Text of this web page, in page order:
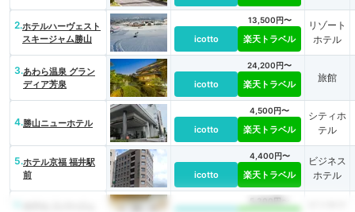
2.ホテルハーヴェスト
スキージャム勝山
icotto
13,500円〜
楽天トラベル
リゾート
ホテル
3.あわら温泉 グラン
ディア芳泉
icotto
24,200円〜
楽天トラベル
旅館
4.勝山ニューホテル
icotto
4,500円〜
楽天トラベル
シティホ
テル
5.ホテル京福 福井駅
前
icotto
4,400円〜
楽天トラベル
ビジネス
ホテル
5,300円〜